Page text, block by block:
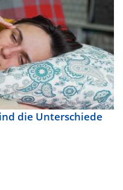
die Unterschiede